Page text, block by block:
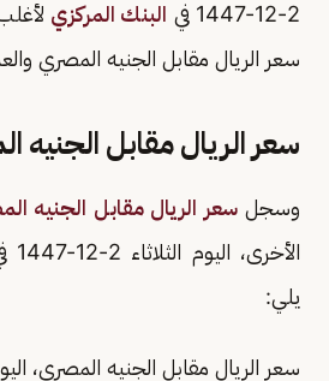
2-12-1447 في
البنك المركزي
سعر الريال مقابل الجنيه المصري
سعر الريال مقابل الجنيه
وسجلسعر الريال مقابل الجنيه
الأخرى، اليوم الثلاثاء 2-12-1447 في
يلي:
سعر الريال مقابل الجنيه المصري، اليوم